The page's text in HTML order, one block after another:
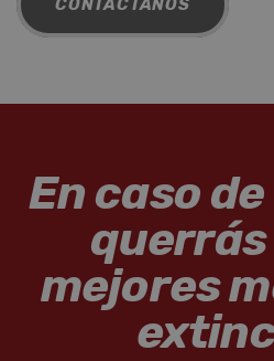
CONTÁCTANOS
En caso
querrás
mejores